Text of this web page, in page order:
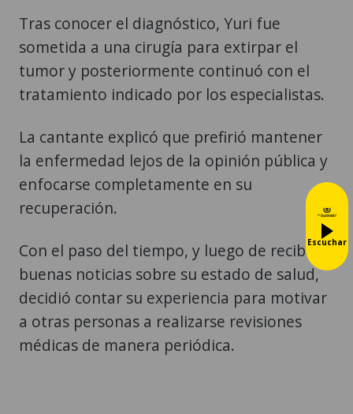
Tras conocer el diagnóstico, Yuri fue
sometida a una cirugía para extirpar el
tumor y posteriormente continuó con el
tratamiento indicado por los especialistas.
La cantante explicó que prefirió mantener
la enfermedad lejos de la opinión pública y
enfocarse completamente en su
recuperación.
Con el paso del tiempo, y luego de recibir
buenas noticias sobre su estado de salud,
decidió contar su experiencia para motivar
a otras personas a realizarse revisiones
médicas de manera periódica.
Escuchar